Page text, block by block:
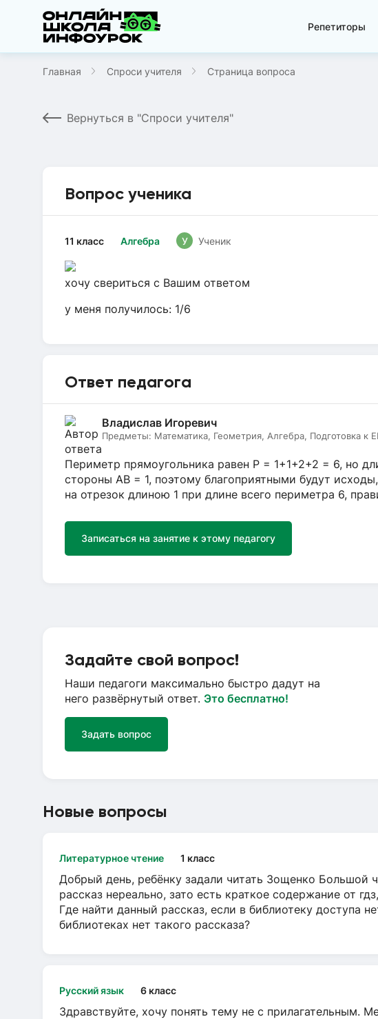
Репетиторы
Главная Спроси учителя Страница вопроса
Вернуться в "Спроси учителя"
Вопрос ученика
Алгебра
11 класс У Ученик
хочу свериться с Вашим ответом
у меня получилось: 1/6
Ответ педагога
Владислав Игоревич
Предметы: Математика, Геометрия, Алгебра, Подготовка к
Периметр прямоугольника равен P = 1+1+2+2 = 6, но
стороны AB = 1, поэтому благоприятными будут
на отрезок длиною 1 при длине всего периметра 6,
Записаться на занятие к этому педагогу
Задайте свой вопрос!
Наши педагоги максимально быстро дадут на
него развёрнутый ответ. Это бесплатно!
Задать вопрос
Новые вопросы
Литературное чтение 1 класс
Добрый день, ребёнку задали читать Зощенко Большой
рассказ нереально, зато есть краткое содержание от
Где найти данный рассказ, если в библиотеку доступа
библиотеках нет такого рассказа?
Русский язык 6 класс
Здравствуйте, хочу понять тему не с прилагательным.